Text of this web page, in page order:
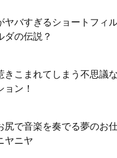
ヤバすぎるショートフィ
ダの伝説？
きこまれてしまう不思議
ョン！
尻で音楽を奏でる夢のお
ヤニヤ